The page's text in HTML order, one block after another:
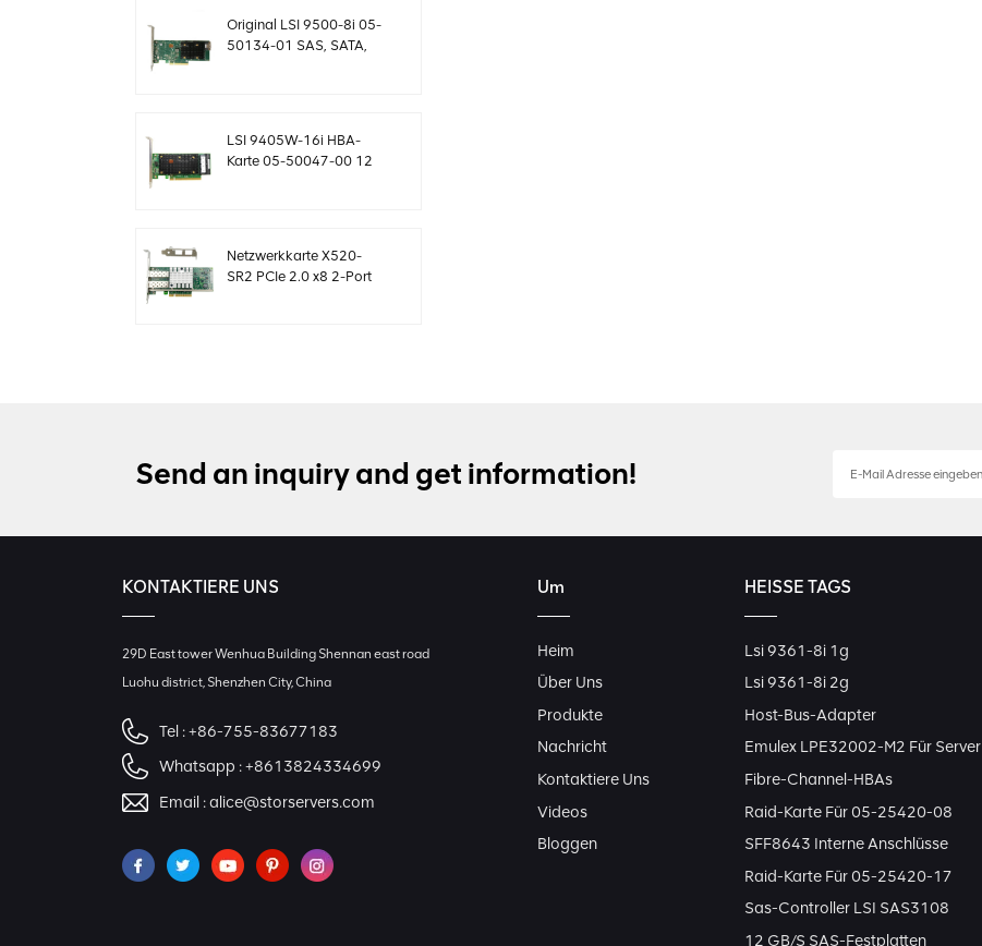
Original LSI 9500-8i 05-
50134-01 SAS, SATA,
LSI 9405W-16i HBA-
Karte 05-50047-00 12
Netzwerkkarte X520-
SR2 PCIe 2.0 x8 2-Port
Send an inquiry and get information!
KONTAKTIERE UNS
29D East tower Wenhua Building Shennan east road
Luohu district, Shenzhen City, China
Tel :+86-755-83677183
Whatsapp :+8613824334699
Email :alice@storservers.com
Um
Heim
Über Uns
Produkte
Nachricht
Kontaktiere Uns
Videos
Bloggen
HEISSE TAGS
Lsi 9361-8i 1g
Lsi 9361-8i 2g
Host-Bus-Adapter
Emulex LPE32002-M2 Für Server
Fibre-Channel-HBAs
Raid-Karte Für 05-25420-08
SFF8643 Interne Anschlüsse
Raid-Karte Für 05-25420-17
Sas-Controller LSI SAS3108
12 GB/s SAS-Festplatten